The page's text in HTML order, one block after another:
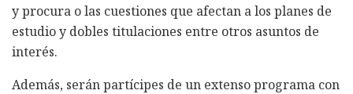
y procura o las cuestiones que afectan a los planes de
estudio y dobles titulaciones entre otros asuntos de
interés.
Además, serán partícipes de un extenso programa con